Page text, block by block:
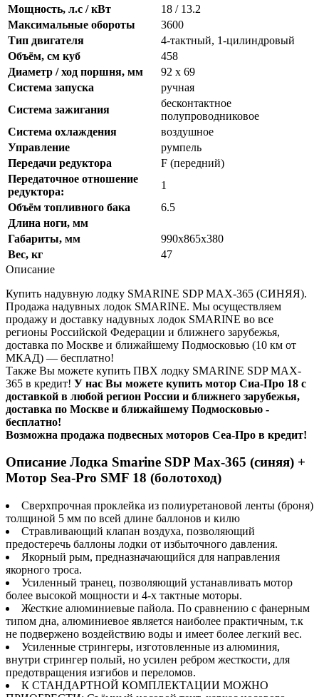
Мощность, л.с / кВт
18 / 13.2
Максимальные обороты
3600
Тип двигателя
4-тактный, 1-цилиндровый
Объём, см куб
458
Диаметр / ход поршня, мм
92 х 69
Система запуска
ручная
Система зажигания
бесконтактное
полупроводниковое
Система охлаждения
воздушное
Управление
румпель
Передачи редуктора
F (передний)
Передаточное отношение
редуктора:
1
Объём топливного бака
6.5
Длина ноги, мм
Габариты, мм
990х865х380
Вес, кг
47
Описание
Купить надувную лодку SMARINE SDP MAX-365 (СИНЯЯ).
Продажа надувных лодок SMARINE. Мы осуществляем
продажу и доставку надувных лодок SMARINE во все
регионы Российской Федерации и ближнего зарубежья,
доставка по Москве и ближайшему Подмосковью (10 км от
МКАД) — бесплатно!
Также Вы можете купить ПВХ лодку SMARINE SDP MAX-
365 в кредит! У нас Вы можете купить мотор Сиа-Про 18 с
доставкой в любой регион России и ближнего зарубежья,
доставка по Москве и ближайшему Подмосковью -
бесплатно!
Возможна продажа подвесных моторов Сеа-Про в кредит!
Описание Лодка Smarine SDP Max-365 (синяя) +
Мотор Sea-Pro SMF 18 (болотоход)
Сверхпрочная проклейка из полиуретановой ленты (броня)
толщиной 5 мм по всей длине баллонов и килю
Стравливающий клапан воздуха, позволяющий
предостеречь баллоны лодки от избыточного давления.
Якорный рым, предназначающийся для направления
якорного троса.
Усиленный транец, позволяющий устанавливать мотор
более высокой мощности и 4-х тактные моторы.
Жесткие алюминиевые пайола. По сравнению с фанерным
типом дна, алюминиевое является наиболее практичным, т.к
не подвержено воздействию воды и имеет более легкий вес.
Усиленные стрингеры, изготовленные из алюминия,
внутри стрингер полый, но усилен ребром жесткости, для
предотвращения изгибов и переломов.
К СТАНДАРТНОЙ КОМПЛЕКТАЦИИ МОЖНО